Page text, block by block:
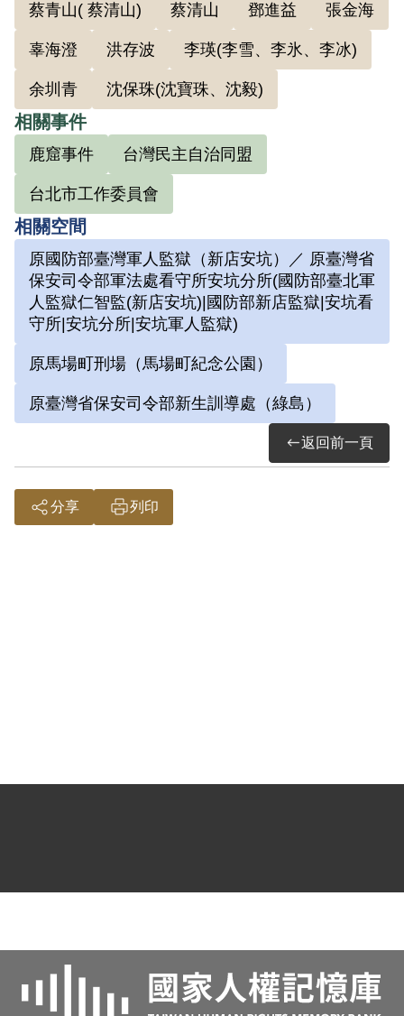
歲，臺北市人，業刻印，罪名同前）；8、
葉陶（女，46歲，臺中市人，辦理私人農
場）；9、鄧進益（40歲，臺北市人，大明
社印刷廠老閭）；10、辜金良（36歲，嘉
義縣人，業商）；11、廖溫進（33歲，雲
林縣人，土地業）；12、廖溫正（38歲，
雲林縣人，土地業）；13、沈保珠（女，
24歲，棉蘭華僑，林正亨妻）；14、黃乃
川（21歲，印尼華僑，無業）；15、李藻
圃（33歲，浙江永康人，卸任臺灣航業公
司船務處工務科修船審核股長）；16、辜
海澄（24歲，四川仁壽縣人，葉陶之私立
農場管理）；17、洪存波（49歲 ，高雄縣
人，建報總經理）；18、蔡清山（25歲，
臺南縣人，澎湖警察局辦事員）；19、余
圳青（41歲，臺北市人，無業）；20、吳
文雄（21歲，臺北市人，大明社印刷廠會
計）；21、李氷（女，29歲，臺北蘆洲
人，家管）。
圃、辜海澄交保釋放，鄧進益、廖溫進、
洪存敬、余圳青交保查看。他們前後被拘
蔡青山( 蔡清山) 蔡清山 鄧進益 張金海
辜海澄 洪存波 李瑛(李雪、李氷、李冰)
余圳青 沈保珠(沈寶珠、沈毅)
相關事件
鹿窟事件 台灣民主自治同盟
台北市工作委員會
相關空間
原國防部臺灣軍人監獄（新店安坑）／ 原臺灣省
保安司令部軍法處看守所安坑分所(國防部臺北軍
人監獄仁智監(新店安坑)|國防部新店監獄|安坑看
守所|安坑分所|安坑軍人監獄)
原馬場町刑場（馬場町紀念公園）
原臺灣省保安司令部新生訓導處（綠島）
返回前一頁
分享 列印